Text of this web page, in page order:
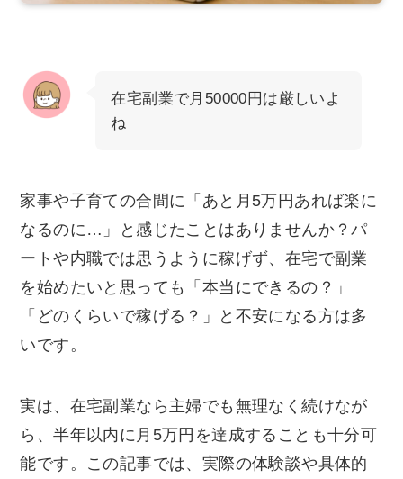
在宅副業で月50000円は厳しいよ
ね
家事や子育ての合間に「あと月5万円あれば楽に
なるのに…」と感じたことはありませんか？パ
ートや内職では思うように稼げず、在宅で副業
を始めたいと思っても「本当にできるの？」
「どのくらいで稼げる？」と不安になる方は多
いです。
実は、在宅副業なら主婦でも無理なく続けなが
ら、半年以内に月5万円を達成することも十分可
能です。この記事では、実際の体験談や具体的